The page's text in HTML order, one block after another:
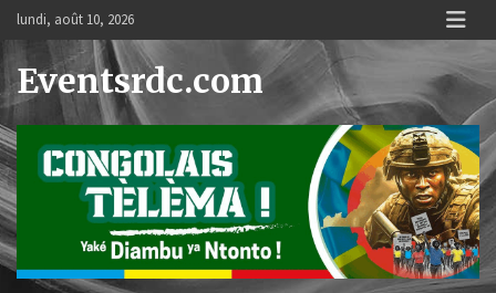
Skip
content
lundi, août 10, 2026
Eventsrdc.com